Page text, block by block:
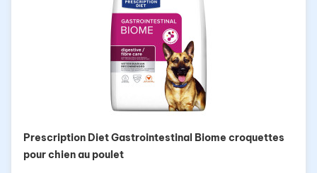
Prescription Diet Gastrointestinal Biome croquettes
pour chien au poulet